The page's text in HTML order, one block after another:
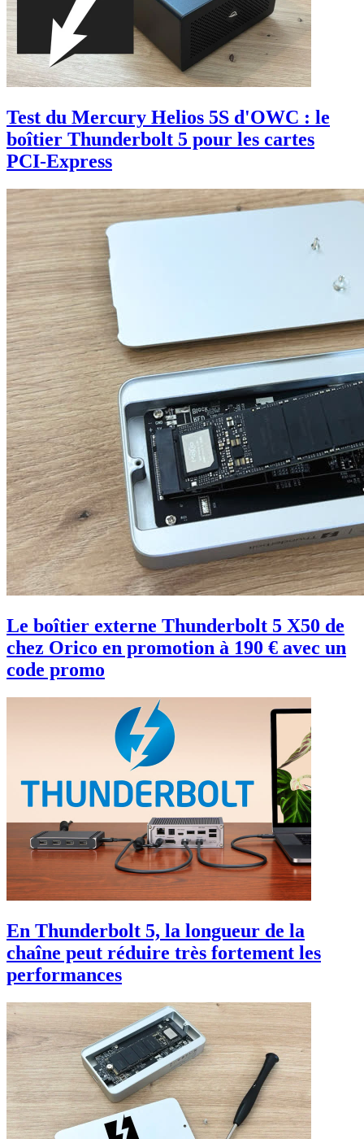
Test du Mercury Helios 5S d'OWC : le
boîtier Thunderbolt 5 pour les cartes
PCI-Express
Le boîtier externe Thunderbolt 5 X50 de
chez Orico en promotion à 190 € avec un
code promo
En Thunderbolt 5, la longueur de la
chaîne peut réduire très fortement les
performances